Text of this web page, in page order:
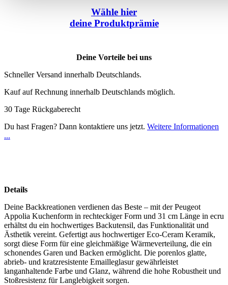
Wähle hier
deine Produktprämie
Deine Vorteile bei uns
Schneller Versand innerhalb Deutschlands.
Kauf auf Rechnung innerhalb Deutschlands möglich.
30 Tage Rückgaberecht
Du hast Fragen? Dann kontaktiere uns jetzt. Weitere Informationen
...
Details
Deine Backkreationen verdienen das Beste – mit der Peugeot
Appolia Kuchenform in rechteckiger Form und 31 cm Länge in ecru
erhältst du ein hochwertiges Backutensil, das Funktionalität und
Ästhetik vereint. Gefertigt aus hochwertiger Eco-Ceram Keramik,
sorgt diese Form für eine gleichmäßige Wärmeverteilung, die ein
schonendes Garen und Backen ermöglicht. Die porenlos glatte,
abrieb- und kratzresistente Emailleglasur gewährleistet
langanhaltende Farbe und Glanz, während die hohe Robustheit und
Stoßresistenz für Langlebigkeit sorgen.